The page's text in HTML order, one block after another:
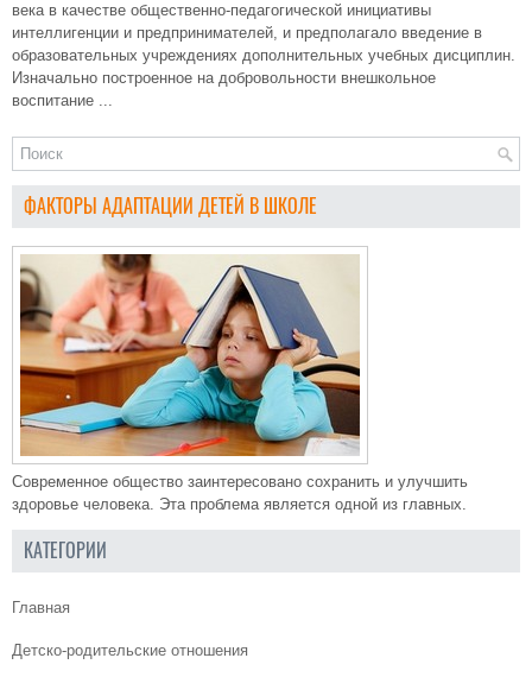
века в качестве общественно-педагогической инициативы
интеллигенции и предпринимателей, и предполагало введение в
образовательных учреждениях дополнительных учебных дисциплин.
Изначально построенное на добровольности внешкольное
воспитание ...
ФАКТОРЫ АДАПТАЦИИ ДЕТЕЙ В ШКОЛЕ
Современное общество заинтересовано сохранить и улучшить
здоровье человека. Эта проблема является одной из главных.
КАТЕГОРИИ
Главная
Детско-родительские отношения